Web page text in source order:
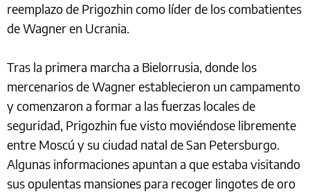
reemplazo de Prigozhin como líder de los combatientes
de Wagner en Ucrania.
Tras la primera marcha a Bielorrusia, donde los
mercenarios de Wagner establecieron un campamento
y comenzaron a formar a las fuerzas locales de
seguridad, Prigozhin fue visto moviéndose libremente
entre Moscú y su ciudad natal de San Petersburgo.
Algunas informaciones apuntan a que estaba visitando
sus opulentas mansiones para recoger lingotes de oro